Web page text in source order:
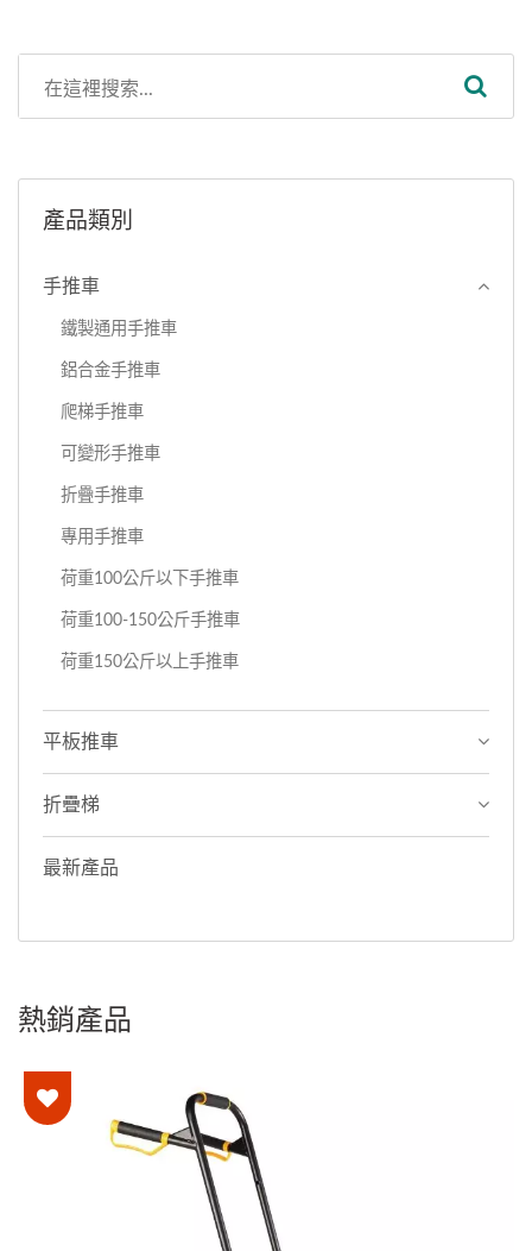
產品類別
手推車
鐵製通用手推車
鋁合金手推車
爬梯手推車
可變形手推車
折疊手推車
專用手推車
荷重100公斤以下手推車
荷重100-150公斤手推車
荷重150公斤以上手推車
平板推車
折疊梯
最新產品
熱銷產品